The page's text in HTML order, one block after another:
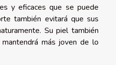
y eficaces que se puede
también evitará que sus
Su piel también
más joven de lo